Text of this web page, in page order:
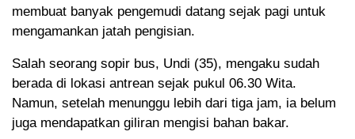
membuat banyak pengemudi datang sejak pagi untuk
mengamankan jatah pengisian.
Salah seorang sopir bus, Undi (35), mengaku sudah
berada di lokasi antrean sejak pukul 06.30 Wita.
Namun, setelah menunggu lebih dari tiga jam, ia belum
juga mendapatkan giliran mengisi bahan bakar.